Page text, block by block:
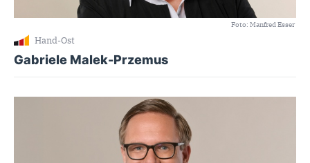
Foto: Manfred Esser
Hand-Ost
Gabriele Malek-Przemus